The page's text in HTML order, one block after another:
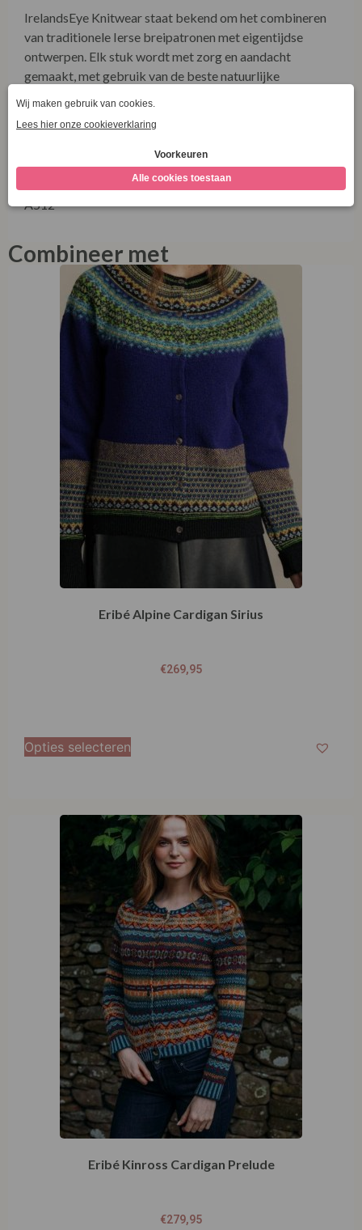
IrelandsEye Knitwear staat bekend om het combineren
van traditionele Ierse breipatronen met eigentijdse
ontwerpen. Elk stuk wordt met zorg en aandacht
gemaakt, met gebruik van de beste natuurlijke
gaan. Ontdek meer over onze winkel en onze duurzame
collecties via onze socials! Bezoek
www.facebook.com/LaVieEnRoseDamesmode
A512
Combineer met
Eribé Alpine Cardigan Sirius
€269,95
Opties selecteren
Eribé Kinross Cardigan Prelude
€279,95